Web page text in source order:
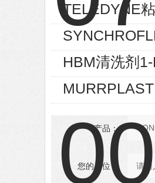
TELEDYNE
HBM清洗剂
产品：
您的单位：